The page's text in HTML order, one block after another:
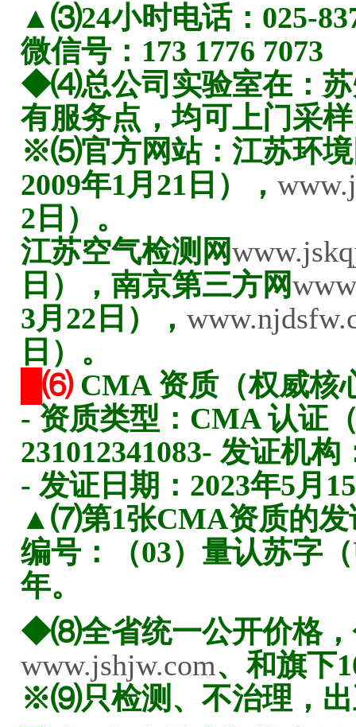
▲⑶24小时电话：025-
微信号：173 1776 7073
◆⑷总公司实验室在：苏
有服务点，均可上门采
※⑸官方网站：江苏环
2009年1月21日），
2日）。
江苏空气检测网
日），南京第三方网
3月22日），
日）。
█⑹CMA 资质（权威核
- 资质类型：CMA 认证
231012341083- 发证机
- 发证日期：2023年5月
▲⑺第1张CMA资质的发
编号：（03）量认苏字
年。
◆⑻全省统一公开价格，
www.jshjw.com、和旗下
※⑼只检测、不治理，